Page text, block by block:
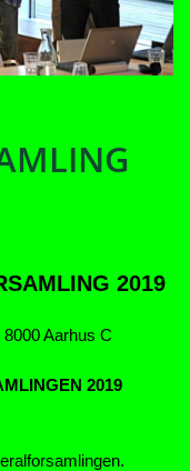
2019
Aarhus C
2019